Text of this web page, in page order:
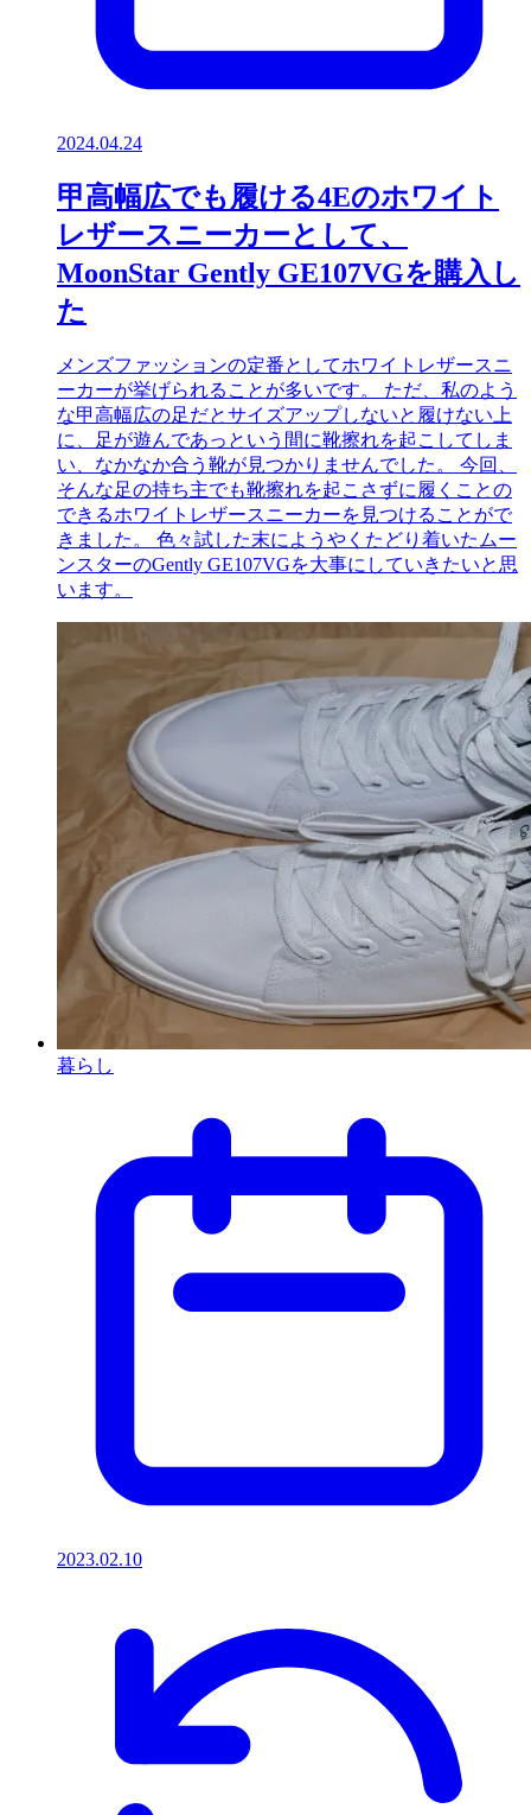
2024.04.24
甲高幅広でも履ける4Eのホワイト
レザースニーカーとして、
MoonStar Gently GE107VGを購入し
た
メンズファッションの定番としてホワイトレザースニ
ーカーが挙げられることが多いです。 ただ、私のよう
な甲高幅広の足だとサイズアップしないと履けない上
に、足が遊んであっという間に靴擦れを起こしてしま
い、なかなか合う靴が見つかりませんでした。 今回、
そんな足の持ち主でも靴擦れを起こさずに履くことの
できるホワイトレザースニーカーを見つけることがで
きました。 色々試した末にようやくたどり着いたムー
ンスターのGently GE107VGを大事にしていきたいと思
います。
暮らし
2023.02.10